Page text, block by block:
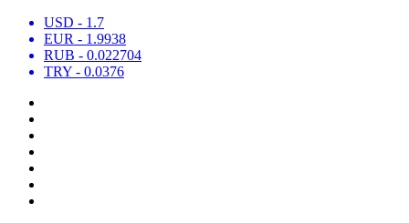
USD - 1.7
EUR - 1.9938
RUB - 0.022704
TRY - 0.0376